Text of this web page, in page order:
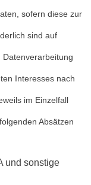
sofern diese zur
sind auf
Datenverarbeitung
Interesses nach
im Einzelfall
Absätzen
und sonstige